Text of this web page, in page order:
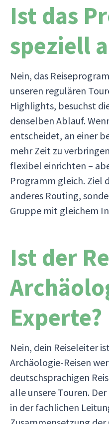
Ist das
speziell
Nein, das
unseren regulären
Highlights, besuchst
denselben Ablauf.
entscheidet, an einer
mehr Zeit zu
flexibel einrichten –
Programm gleich. Ziel
anderes Routing,
Gruppe mit gleichem
Ist der
Experte?
Nein, dein Reiseleiter
Archäologie-Reisen
deutschsprachigen
alle unsere Touren.
in der fachlichen